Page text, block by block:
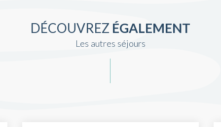
DÉCOUVREZ ÉGALEMENT
Les autres séjours